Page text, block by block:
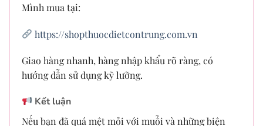
Mình mua tại:
https://shopthuocdietcontrung.com.vn
Giao hàng nhanh, hàng nhập khẩu rõ ràng, có
hướng dẫn sử dụng kỹ lưỡng.
Kết luận
Nếu bạn đã quá mệt mỏi với muỗi và những biện